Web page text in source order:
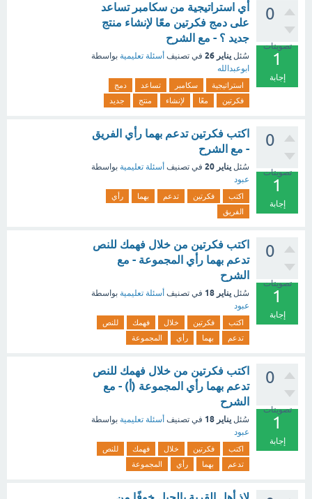
0
تصويتات
1
إجابة
أي استراتيجية من سكامبر تساعد
على دمج فكرتين معًا لإنشاء منتج
جديد ؟ - مع الشرح
سُئل يناير 26 في تصنيف أسئلة تعليمية بواسطة
ابوعبدالله
استراتيجية سكامبر تساعد
دمج
فكرتين
معًا لإنشاء منتج جديد
0
تصويتات
1
إجابة
اكتب فكرتين تدعم بهما رأي الفريق
- مع الشرح
سُئل يناير 20 في تصنيف أسئلة تعليمية بواسطة
عبود
اكتب فكرتين تدعم بهما
رأي
الفريق
0
تصويتات
1
إجابة
اكتب فكرتين من خلال فهمك للنص
تدعم بهما رأي المجموعة - مع
الشرح
سُئل يناير 18 في تصنيف أسئلة تعليمية بواسطة
عبود
اكتب فكرتين خلال فهمك
للنص
تدعم
بهما رأي المجموعة
0
تصويتات
1
إجابة
اكتب فكرتين من خلال فهمك للنص
تدعم بهما رأي المجموعة (أ) - مع
الشرح
سُئل يناير 18 في تصنيف أسئلة تعليمية بواسطة
عبود
اكتب فكرتين خلال فهمك
للنص
تدعم
بهما رأي المجموعة